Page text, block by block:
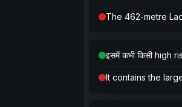
The 462-metre
इसमें कभी किसी high
It contains the